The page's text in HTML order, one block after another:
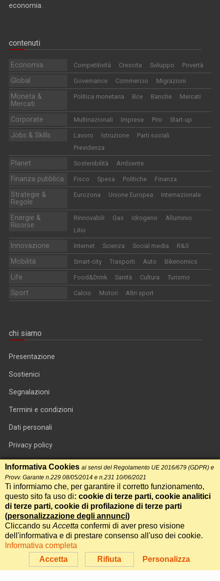
economia.
contenuti
Economia Competitività Crescita Sviluppo Povertà
Global Governance Commercio Migrazioni
Moneta &
Mercati
Politica monetaria Bce Banche Mercati
Corporate Multinazionali Imprese Pmi Start-up
Jobs & Skills Lavoro Istruzione
Parti sociali
Previdenza
Planet Sostenibilità Ambiente
Finanza pubblica Fisco Spesa Politiche Finanza
Strategie &
Regole
Eurozona Unione Europea Internazionale
Energie &
Risorse
Rinnovabili Gas Idrogeno
Alluminio
Litio
Innovazione Internet Scienza Social media R&S
Mobilità Smart-city Trasporti Auto Bikenomics
Life Food&Drink Sanità Cultura Turismo
Sport Calcio Motori Altri sport
chi siamo
Presentazione
Sostienici
Segnalazioni
Termini e condizioni
Dati personali
Privacy policy
Informativa cookie
RSS feed
RSS Top News
Contatti
International Communication S.r.l. • P.IVA 14478081004 • Testata
giornalistica n.191, reg. Tribunale di Roma del 14/12/2017
Powered byItala
Accetta Rifiuta Personalizza
Informativa Cookies ai sensi del Regolamento UE 2016/679 (GDPR) e
Provv. Garante n.229 08/05/2014 e n.231 10/06/2021
Ti informiamo che, per garantire il corretto funzionamento,
questo sito fa uso di: cookie di terze parti, cookie analitici
di terze parti, cookie di profilazione di terze parti
(personalizzazione degli annunci)
Cliccando su Accetta confermi di aver preso visione
dell'informativa e di prestare consenso all'uso dei cookie.
Informativa completa